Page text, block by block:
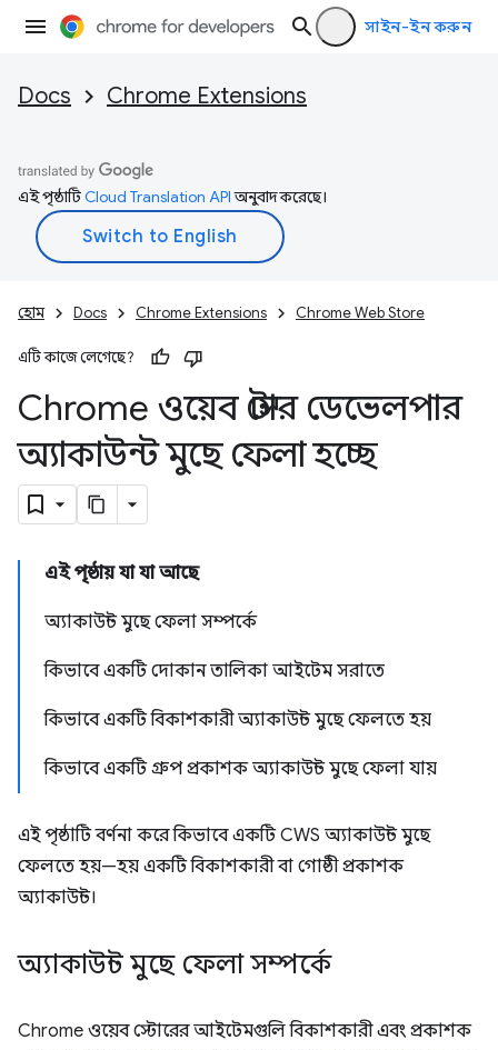
সাইন-ইন করুন
Docs Chrome Extensions
এই পৃষ্ঠাটিCloud Translation APIঅনুবাদ করেছে।
হোম Docs Chrome Extensions Chrome Web Store
এটি কাজে লেগেছে?
Chrome ওয়েব স্টোর ডেভেলপার
অ্যাকাউন্ট মুছে ফেলা হচ্ছে
এই পৃষ্ঠায় যা যা আছে
অ্যাকাউন্ট মুছে ফেলা সম্পর্কে
কিভাবে একটি দোকান তালিকা আইটেম সরাতে
কিভাবে একটি বিকাশকারী অ্যাকাউন্ট মুছে ফেলতে হয়
কিভাবে একটি গ্রুপ প্রকাশক অ্যাকাউন্ট মুছে ফেলা যায়
এই পৃষ্ঠাটি বর্ণনা করে কিভাবে একটি CWS অ্যাকাউন্ট মুছে
ফেলতে হয়—হয় একটি বিকাশকারী বা গোষ্ঠী প্রকাশক
অ্যাকাউন্ট।
অ্যাকাউন্ট মুছে ফেলা সম্পর্কে
Chrome ওয়েব স্টোরের আইটেমগুলি বিকাশকারী এবং প্রকাশক